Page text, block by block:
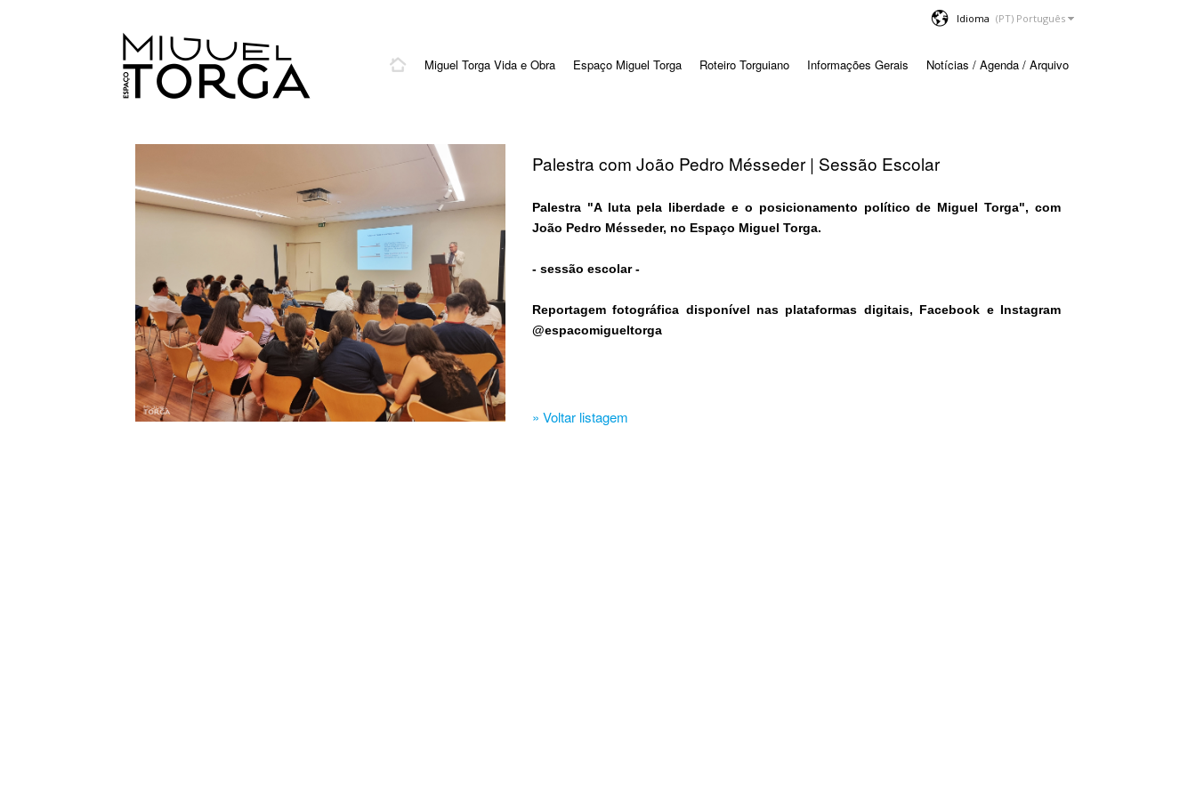
Idioma
Miguel Torga Vida e Obra Espaço Miguel Torga Roteiro Torguiano Informações Gerais Notícias / Agenda / Arquivo
Palestra com João Pedro Mésseder | Sessão Escolar
Palestra "A luta pela liberdade e o posicionamento político de Miguel Torga", com
João Pedro Mésseder, no Espaço Miguel Torga.
- sessão escolar -
Reportagem fotográfica disponível nas plataformas digitais, Facebook e Instagram
@espacomigueltorga
» Voltar listagem